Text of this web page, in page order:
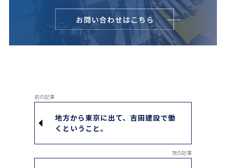
地⽅から東京に出て、吉田建設で働
くということ。